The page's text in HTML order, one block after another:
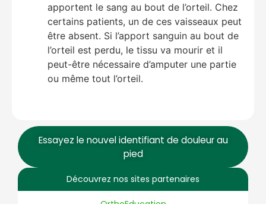
Essayez le nouvel identifiant de douleur au
pied
Découvrez nos sites partenaires
apportent le sang au bout de l’orteil. Chez
certains patients, un de ces vaisseaux peut
être absent. Si l’apport sanguin au bout de
l’orteil est perdu, le tissu va mourir et il
peut-être nécessaire d’amputer une partie
ou même tout l’orteil.